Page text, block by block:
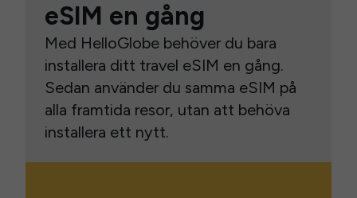
eSIM en gång
Med HelloGlobe behöver du bara
installera ditt travel eSIM en gång.
Sedan använder du samma eSIM på
alla framtida resor, utan att behöva
installera ett nytt.